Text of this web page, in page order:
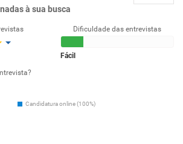
à sua busca
Dificuldade das entrevistas
Fácil
Candidatura online (100%)